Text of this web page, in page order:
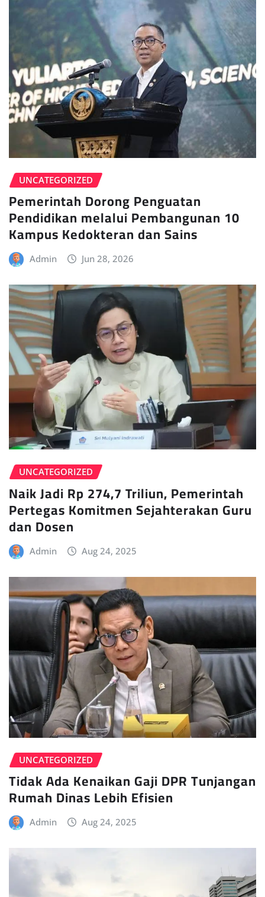
UNCATEGORIZED
Pemerintah Dorong Penguatan
Pendidikan melalui Pembangunan 10
Kampus Kedokteran dan Sains
Admin Jun 28, 2026
UNCATEGORIZED
Naik Jadi Rp 274,7 Triliun, Pemerintah
Pertegas Komitmen Sejahterakan Guru
dan Dosen
Admin Aug 24, 2025
UNCATEGORIZED
Tidak Ada Kenaikan Gaji DPR Tunjangan
Rumah Dinas Lebih Efisien
Admin Aug 24, 2025